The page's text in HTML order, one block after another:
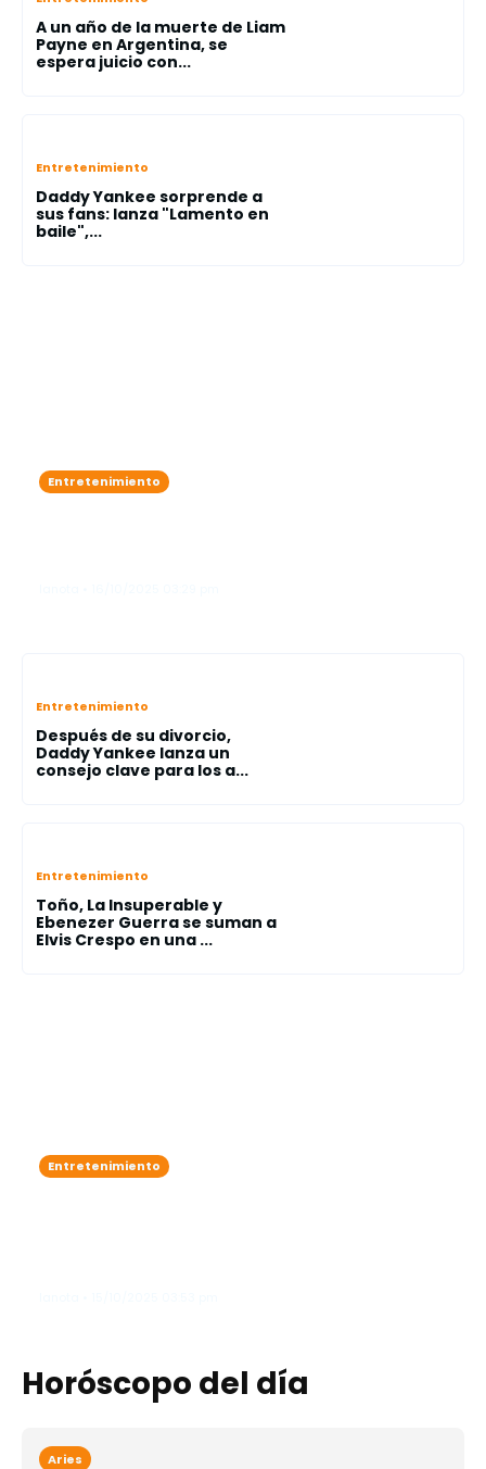
A un año de la muerte de Liam
Payne en Argentina, se
espera juicio con...
Entretenimiento
Daddy Yankee sorprende a
sus fans: lanza "Lamento en
baile",...
Entretenimiento
Entretenimiento
Después de su divorcio,
Daddy Yankee lanza un
consejo clave para los a...
Entretenimiento
Toño, La Insuperable y
Ebenezer Guerra se suman a
Elvis Crespo en una ...
Entretenimiento
Horóscopo del día
Aries